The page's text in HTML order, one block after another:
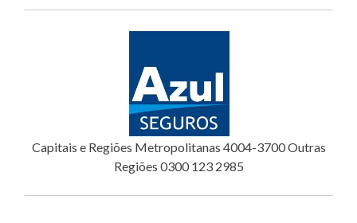
Capitais e Regiões Metropolitanas 4004-3700 Outras
Regiões 0300 123 2985